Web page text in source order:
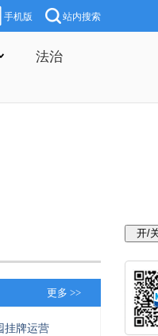
手机版 站内搜索
法治
更多 >>
挂牌运营